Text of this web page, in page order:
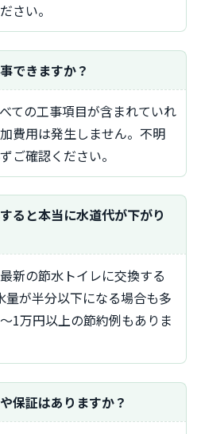
さい。
できますか？
費用は発生しません。不明
ご確認ください。
量が半分以下になる場合も多
1万円以上の節約例もありま
や保証はありますか？